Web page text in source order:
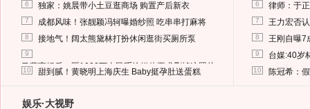
6 独家：姚晨带小土豆逛商场 购置产后新衣
7 成都风味！张靓颖冯轲曝婚纱照 吃串串打麻将
8 接地气！阔太熊黛林打扮休闲逛街买厕所泵
9
马蓉离婚后，砸1000万人民币给媒体要求删掉这照片
10 甜到腻！黄晓明上海庆生 Baby挺孕肚送蛋糕
6 律师：于
7 王力宏否
8 王刚自曝7
9 台媒:40岁
10 陈冠希：
娱乐·大视野